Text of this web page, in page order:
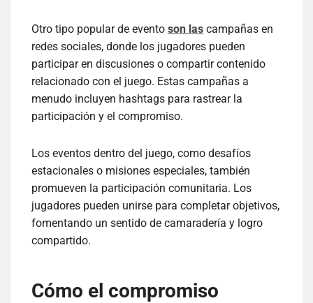
Otro tipo popular de evento son las campañas en
redes sociales, donde los jugadores pueden
participar en discusiones o compartir contenido
relacionado con el juego. Estas campañas a
menudo incluyen hashtags para rastrear la
participación y el compromiso.
Los eventos dentro del juego, como desafíos
estacionales o misiones especiales, también
promueven la participación comunitaria. Los
jugadores pueden unirse para completar objetivos,
fomentando un sentido de camaradería y logro
compartido.
Cómo el compromiso